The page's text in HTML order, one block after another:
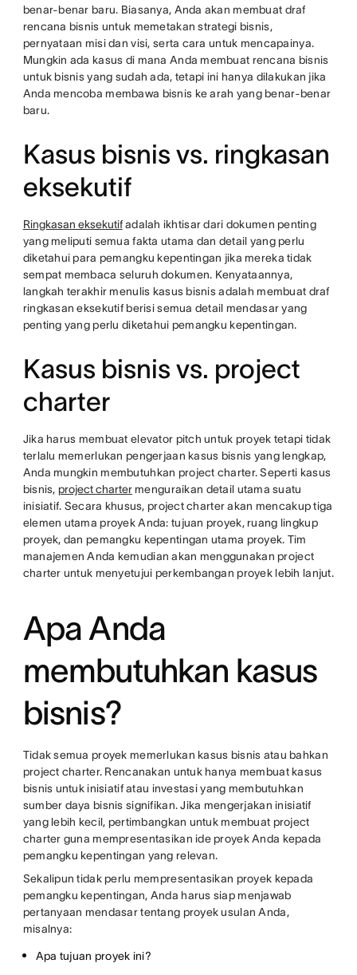
benar-benar baru. Biasanya, Anda akan membuat draf
rencana bisnis untuk memetakan strategi bisnis,
pernyataan misi dan visi, serta cara untuk mencapainya.
Mungkin ada kasus di mana Anda membuat rencana bisnis
untuk bisnis yang sudah ada, tetapi ini hanya dilakukan jika
Anda mencoba membawa bisnis ke arah yang benar-benar
baru.
Kasus bisnis vs. ringkasan
eksekutif
Ringkasan eksekutifadalah ikhtisar dari dokumen penting
yang meliputi semua fakta utama dan detail yang perlu
diketahui para pemangku kepentingan jika mereka tidak
sempat membaca seluruh dokumen. Kenyataannya,
langkah terakhir menulis kasus bisnis adalah membuat draf
ringkasan eksekutif berisi semua detail mendasar yang
penting yang perlu diketahui pemangku kepentingan.
Kasus bisnis vs. project
charter
Jika harus membuat elevator pitch untuk proyek tetapi tidak
terlalu memerlukan pengerjaan kasus bisnis yang lengkap,
Anda mungkin membutuhkan project charter. Seperti kasus
bisnis, project chartermenguraikan detail utama suatu
inisiatif. Secara khusus, project charter akan mencakup tiga
elemen utama proyek Anda: tujuan proyek, ruang lingkup
proyek, dan pemangku kepentingan utama proyek. Tim
manajemen Anda kemudian akan menggunakan project
charter untuk menyetujui perkembangan proyek lebih lanjut.
Apa Anda
membutuhkan kasus
bisnis?
Tidak semua proyek memerlukan kasus bisnis atau bahkan
project charter. Rencanakan untuk hanya membuat kasus
bisnis untuk inisiatif atau investasi yang membutuhkan
sumber daya bisnis signifikan. Jika mengerjakan inisiatif
yang lebih kecil, pertimbangkan untuk membuat project
charter guna mempresentasikan ide proyek Anda kepada
pemangku kepentingan yang relevan.
Sekalipun tidak perlu mempresentasikan proyek kepada
pemangku kepentingan, Anda harus siap menjawab
pertanyaan mendasar tentang proyek usulan Anda,
misalnya:
Apa tujuan proyek ini?